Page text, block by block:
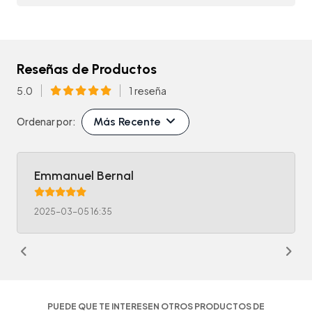
Reseñas de Productos
5.0 1 reseña
Ordenar por: Más Recente
Emmanuel Bernal
2025-03-05 16:35
PUEDE QUE TE INTERESEN OTROS PRODUCTOS DE